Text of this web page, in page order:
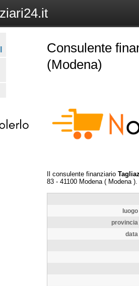
Consulente
(Modena)
Il consulente finanziario
83 - 41100 Modena ( Modena ).
provincia
data